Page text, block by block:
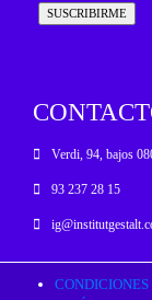
Verdi, 94, bajos
93 237 28 15